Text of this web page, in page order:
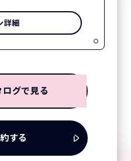
詳細
ログで見る
する